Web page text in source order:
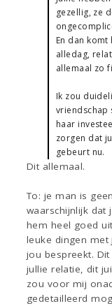
gezellig, ze
En dan
alledag,
allemaal zo
Ik zou
vriendschap
haar
zorgen dat
gebeurt nu.
Dit allemaal.
To: je man is
waarschijnlijk dat
hem heel goed
leuke dingen
jou bespreekt.
jullie relatie, dit
zou voor mij
gedetailleerd